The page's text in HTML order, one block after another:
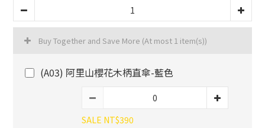
Buy Together and Save More (At most 1 item(s))
(A03) 阿里山櫻花木柄直傘-藍色
SALE NT$390